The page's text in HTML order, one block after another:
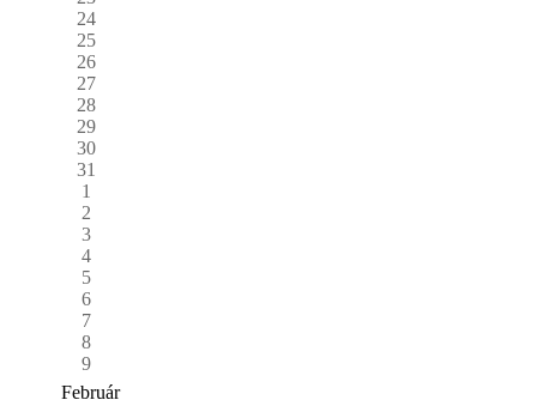
24
25
26
27
28
29
30
31
1
2
3
4
5
6
7
8
9
Február